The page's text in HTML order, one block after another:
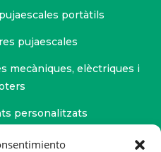
portàtils
pujaescales
mecàniques, elèctriques i
personalitzats